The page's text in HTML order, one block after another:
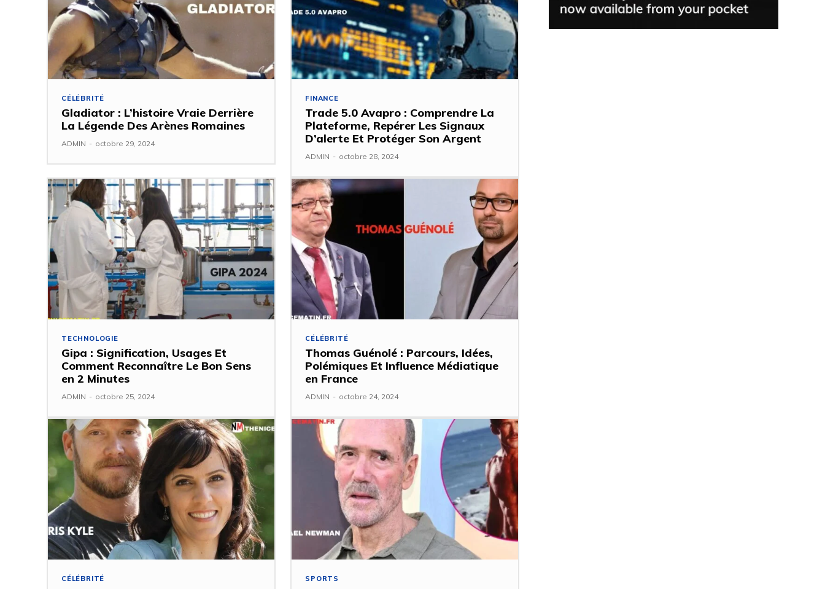
CÉLÉBRITÉ
Gladiator : L’histoire Vraie Derrière
La Légende Des Arènes Romaines
ADMIN - octobre 29, 2024
FINANCE
Trade 5.0 Avapro : Comprendre La
Plateforme, Repérer Les Signaux
D’alerte Et Protéger Son Argent
ADMIN - octobre 28, 2024
TECHNOLOGIE
Gipa : Signification, Usages Et
Comment Reconnaître Le Bon Sens
en 2 Minutes
ADMIN - octobre 25, 2024
CÉLÉBRITÉ
Thomas Guénolé : Parcours, Idées,
Polémiques Et Influence Médiatique
en France
ADMIN - octobre 24, 2024
CÉLÉBRITÉ SPORTS